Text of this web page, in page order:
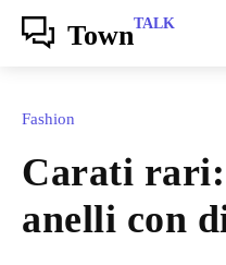
TownTALK
Fashion
Carati
anelli con